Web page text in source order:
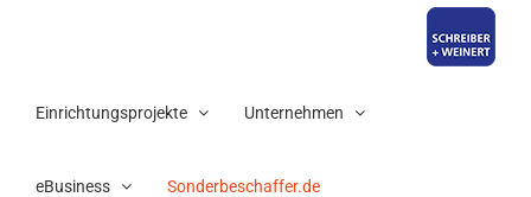
Einrichtungsprojekte Unternehmen
eBusiness Sonderbeschaffer.de